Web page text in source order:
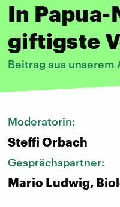
In
giftigste
Beitrag aus unserem
Moderatorin:
Steffi Orbach
Gesprächspartner:
Mario Ludwig,